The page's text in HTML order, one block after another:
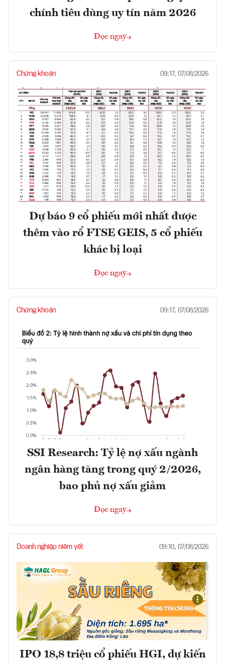
chính tiêu dùng uy tín năm 2026
Đọc ngay
Chứng khoán 09:17, 07/08/2026
Dự báo 9 cổ phiếu mới nhất được
thêm vào rổ FTSE GEIS, 5 cổ phiếu
khác bị loại
Đọc ngay
Chứng khoán 09:17, 07/08/2026
SSI Research: Tỷ lệ nợ xấu ngành
ngân hàng tăng trong quý 2/2026,
bao phủ nợ xấu giảm
Đọc ngay
Doanh nghiệp niêm yết 09:10, 07/08/2026
IPO 18,8 triệu cổ phiếu HGI, dự kiến